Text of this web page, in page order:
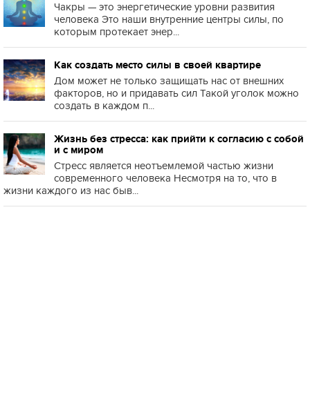
Чакры — это энергетические уровни развития
человека Это наши внутренние центры силы, по
которым протекает энер...
Как создать место силы в своей квартире
Дом может не только защищать нас от внешних
факторов, но и придавать сил Такой уголок можно
создать в каждом п...
Жизнь без стресса: как прийти к согласию с собой
и с миром
Стресс является неотъемлемой частью жизни
современного человека Несмотря на то, что в
жизни каждого из нас быв...